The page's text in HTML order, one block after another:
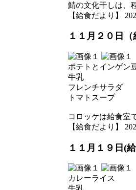
鯖の文化干しは、
【給食だより】
１１月２０日（
ポテトとインゲン
牛乳
フレンチサラダ
トマトスープ
コロッケは給食室
【給食だより】
１１月１９日(給
カレーライス